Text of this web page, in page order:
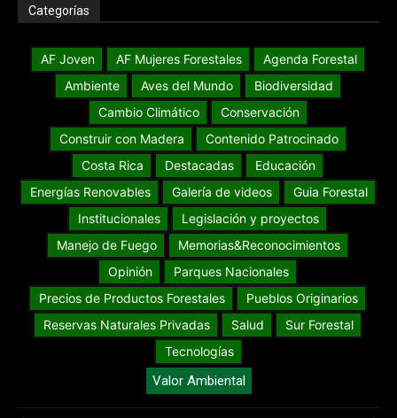
Categorías
AF Joven AF Mujeres Forestales
Agenda Forestal
Ambiente
Aves del Mundo
Biodiversidad
Cambio Climático
Conservación
Construir con Madera
Contenido Patrocinado
Costa Rica
Destacadas
Educación
Energías Renovables
Galería de videos
Guia Forestal
Institucionales
Legislación y proyectos
Manejo de Fuego
Memorias&Reconocimientos
Opinión
Parques Nacionales
Precios de Productos Forestales
Pueblos Originarios
Reservas Naturales Privadas
Salud
Sur Forestal
Tecnologías
Valor Ambiental